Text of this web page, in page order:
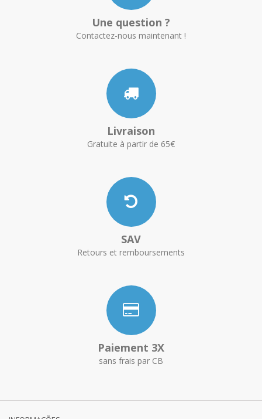
Une question ?
Contactez-nous maintenant !
Livraison
Gratuite à partir de 65€
SAV
Retours et remboursements
Paiement 3X
sans frais par CB